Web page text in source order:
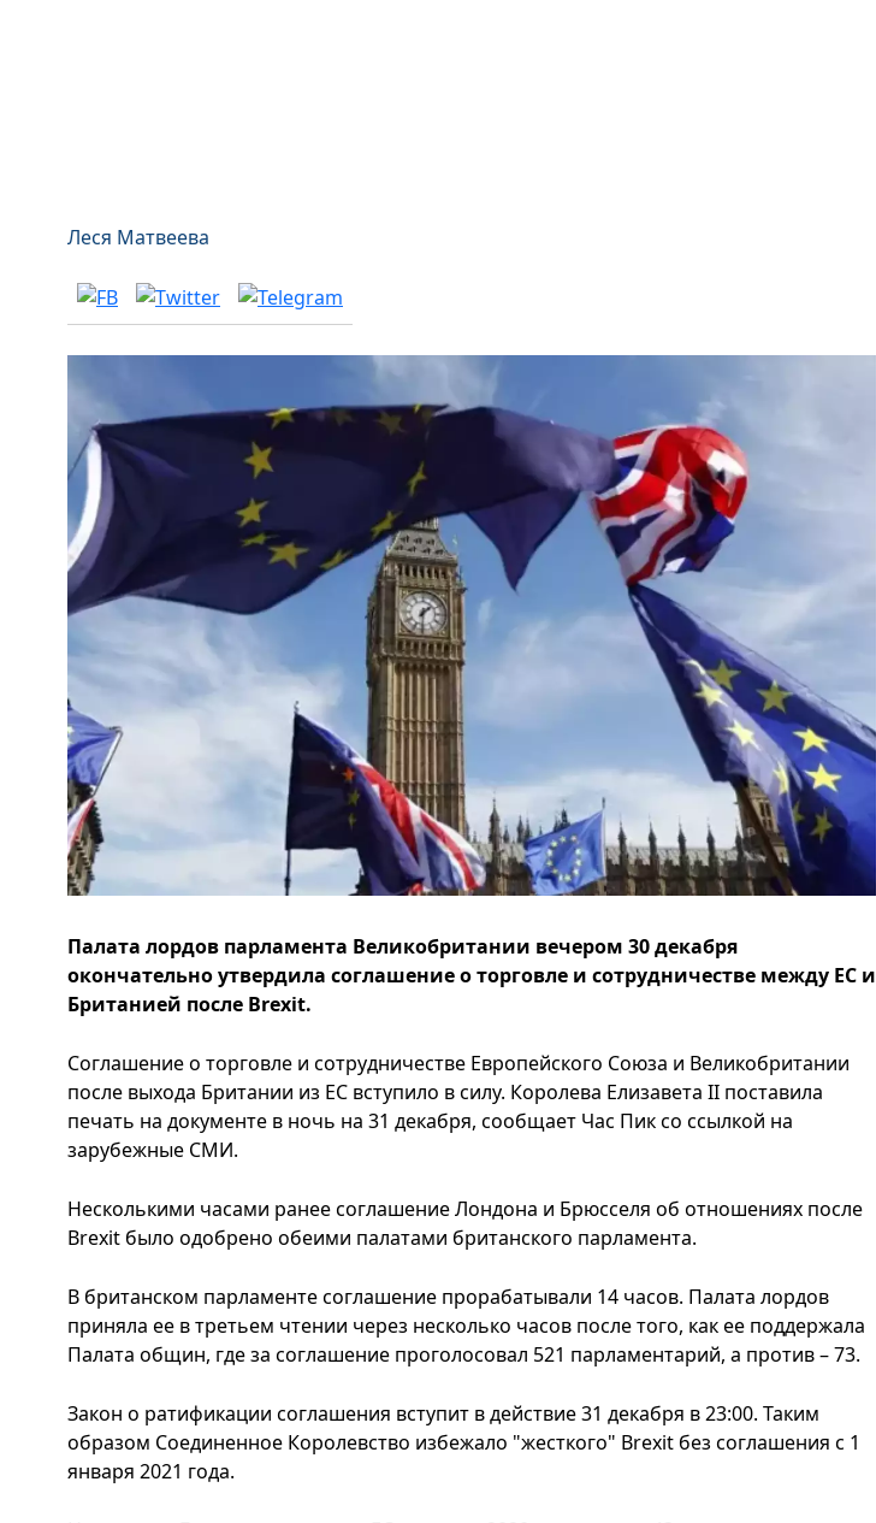
Леся Матвеева
Палата лордов парламента Великобритании вечером 30 декабря
окончательно утвердила соглашение о торговле и сотрудничестве между ЕС и
Британией после Brexit.
Соглашение о торговле и сотрудничестве Европейского Союза и Великобритании
после выхода Британии из ЕС вступило в силу. Королева Елизавета II поставила
печать на документе в ночь на 31 декабря, сообщает Час Пик со ссылкой на
зарубежные СМИ.
Несколькими часами ранее соглашение Лондона и Брюсселя об отношениях после
Brexit было одобрено обеими палатами британского парламента.
В британском парламенте соглашение прорабатывали 14 часов. Палата лордов
приняла ее в третьем чтении через несколько часов после того, как ее поддержала
Палата общин, где за соглашение проголосовал 521 парламентарий, а против – 73.
Закон о ратификации соглашения вступит в действие 31 декабря в 23:00. Таким
образом Соединенное Королевство избежало "жесткого" Brexit без соглашения с 1
января 2021 года.